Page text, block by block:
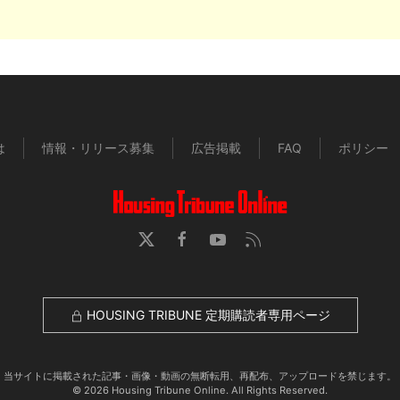
情報・リリース募集 広告掲載 FAQ ポリシー
HOUSING TRIBUNE 定期購読者専用ページ
当サイトに掲載された記事・画像・動画の無断転用、再配布、アップロードを禁じます。
© 2026 Housing Tribune Online. All Rights Reserved.